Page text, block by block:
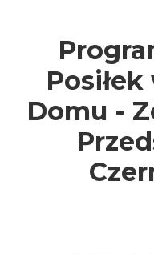
Domu -